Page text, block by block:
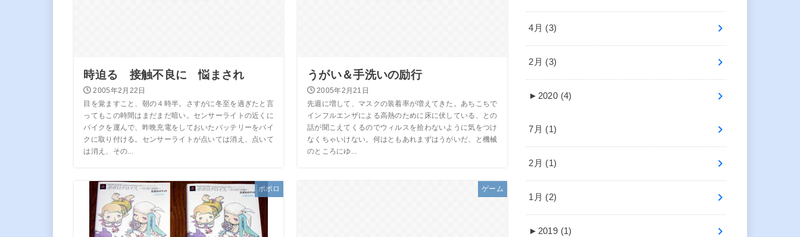
時迫る 接触不良に 悩まされ
2005年2月22日
目を覚ますこと、朝の４時半。さすがに冬至を過ぎたと言
ってもこの時間はまだまだ暗い。センサーライトの近くに
バイクを運んで、昨晩充電をしておいたバッテリーをバイ
クに取り付ける。センサーライトが点いては消え、点いて
は消え、その...
うがい＆手洗いの励行
2005年2月21日
先週に増して、マスクの装着率が増えてきた。あちこちで
インフルエンザによる高熱のために床に伏している、との
話が聞こえてくるのでウィルスを拾わないように気をつけ
なくちゃいけない。何はともあれまずはうがいだ、と機械
のところにゆ...
ポポロ ゲーム
4月 (3)
2月 (3)
► 2020 (4)
7月 (1)
2月 (1)
1月 (2)
► 2019 (1)